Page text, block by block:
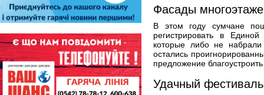
Фасады
В этом году сумчане
регистрировать в
которые либо не набрали
остались
предложение
Удачный